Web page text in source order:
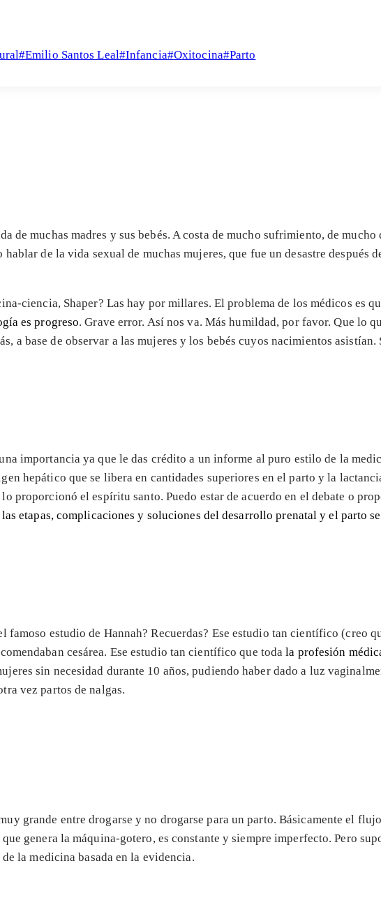
#Emilio Santos Leal#Infancia#Oxitocina#Parto
de muchas madres y sus bebés. A costa de mucho sufrimiento, de
hablar de la vida sexual de muchas mujeres, que fue un desastre después
ciencia, Shaper? Las hay por millares. El problema de los médicos es
es progreso. Grave error. Así nos va. Más humildad, por favor. Que lo
a base de observar a las mujeres y los bebés cuyos nacimientos
importancia ya que le das crédito a un informe al puro estilo de la
hepático que se libera en cantidades superiores en el parto y la
proporcionó el espíritu santo. Puedo estar de acuerdo en el debate o
etapas, complicaciones y soluciones del desarrollo prenatal y el parto
famoso estudio de Hannah? Recuerdas? Ese estudio tan científico (creo
cesárea. Ese estudio tan científico que todala profesión
sin necesidad durante 10 años, pudiendo haber dado a luz
vez partos de nalgas.
grande entre drogarse y no drogarse para un parto. Básicamente el
genera la máquina-gotero, es constante y siempre imperfecto. Pero
la medicina basada en la evidencia.